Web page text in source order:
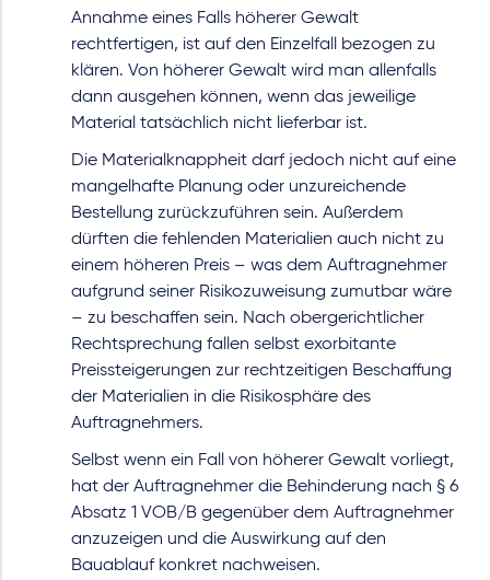
Annahme eines Falls höherer Gewalt
rechtfertigen, ist auf den Einzelfall bezogen zu
klären. Von höherer Gewalt wird man allenfalls
dann ausgehen können, wenn das jeweilige
Material tatsächlich nicht lieferbar ist.
Die Materialknappheit darf jedoch nicht auf eine
mangelhafte Planung oder unzureichende
Bestellung zurückzuführen sein. Außerdem
dürften die fehlenden Materialien auch nicht zu
einem höheren Preis – was dem Auftragnehmer
aufgrund seiner Risikozuweisung zumutbar wäre
– zu beschaffen sein. Nach obergerichtlicher
Rechtsprechung fallen selbst exorbitante
Preissteigerungen zur rechtzeitigen Beschaffung
der Materialien in die Risikosphäre des
Auftragnehmers.
Selbst wenn ein Fall von höherer Gewalt vorliegt,
hat der Auftragnehmer die Behinderung nach § 6
Absatz 1 VOB/B gegenüber dem Auftragnehmer
anzuzeigen und die Auswirkung auf den
Bauablauf konkret nachweisen.